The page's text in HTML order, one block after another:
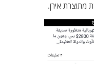
מתוצרת אירן.